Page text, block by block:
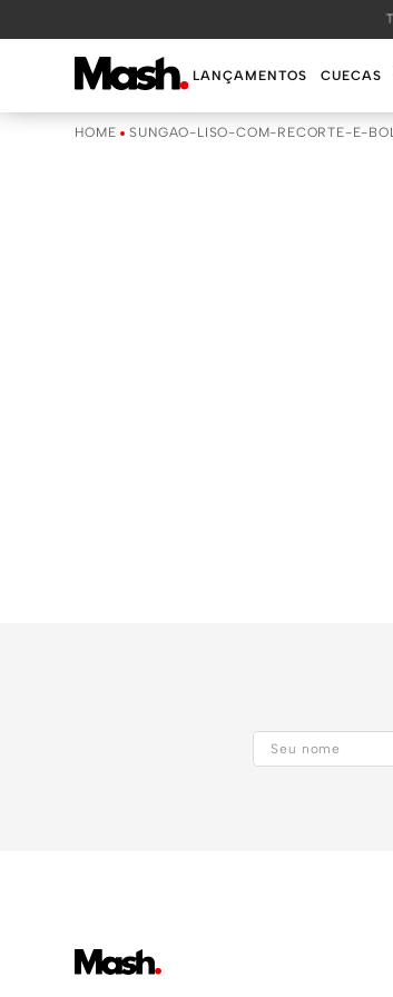
LANÇAMENTOS CUECAS
SUNGAO-LISO-COM-RECORTE-E-
2º INFANTIL